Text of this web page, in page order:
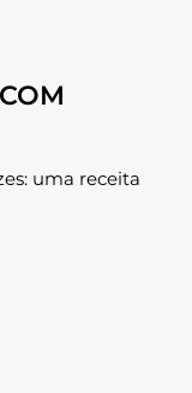
uma receita